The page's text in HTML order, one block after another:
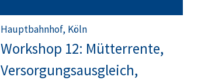
Hauptbahnhof, Köln
Workshop 12: Mütterrente,
Versorgungsausgleich,